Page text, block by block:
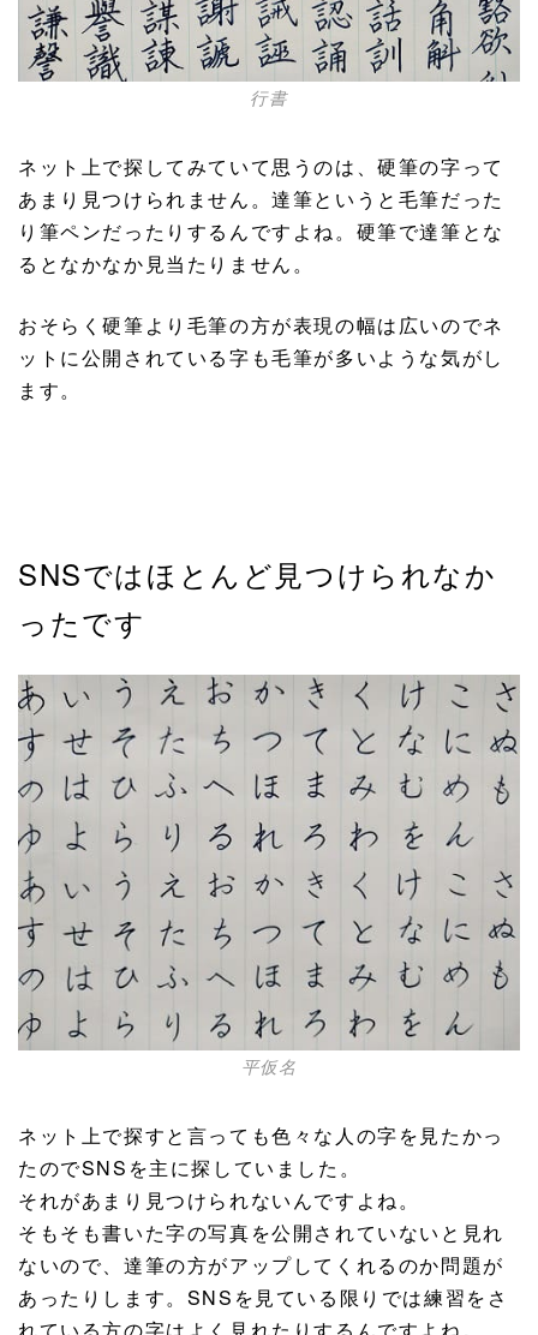
行書
ネット上で探してみていて思うのは、硬筆の字って
あまり見つけられません。達筆というと毛筆だった
り筆ペンだったりするんですよね。硬筆で達筆とな
るとなかなか見当たりません。
おそらく硬筆より毛筆の方が表現の幅は広いのでネ
ットに公開されている字も毛筆が多いような気がし
ます。
SNSではほとんど見つけられなか
ったです
平仮名
ネット上で探すと言っても色々な人の字を見たかっ
たのでSNSを主に探していました。
それがあまり見つけられないんですよね。
そもそも書いた字の写真を公開されていないと見れ
ないので、達筆の方がアップしてくれるのか問題が
あったりします。SNSを見ている限りでは練習をさ
れている方の字はよく見れたりするんですよね。